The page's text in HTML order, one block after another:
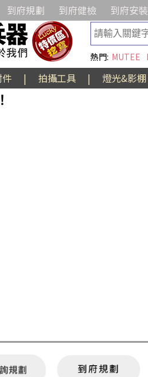
到府規劃 到府健檢 到府安裝
熱門: MUTEE
| 拍攝工具 |
燈光&影棚